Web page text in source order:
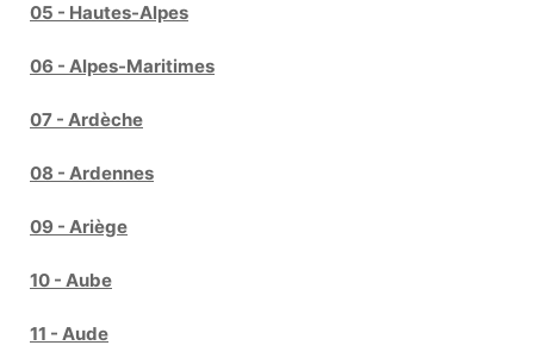
05 - Hautes-Alpes
06 - Alpes-Maritimes
07 - Ardèche
08 - Ardennes
09 - Ariège
10 - Aube
11 - Aude